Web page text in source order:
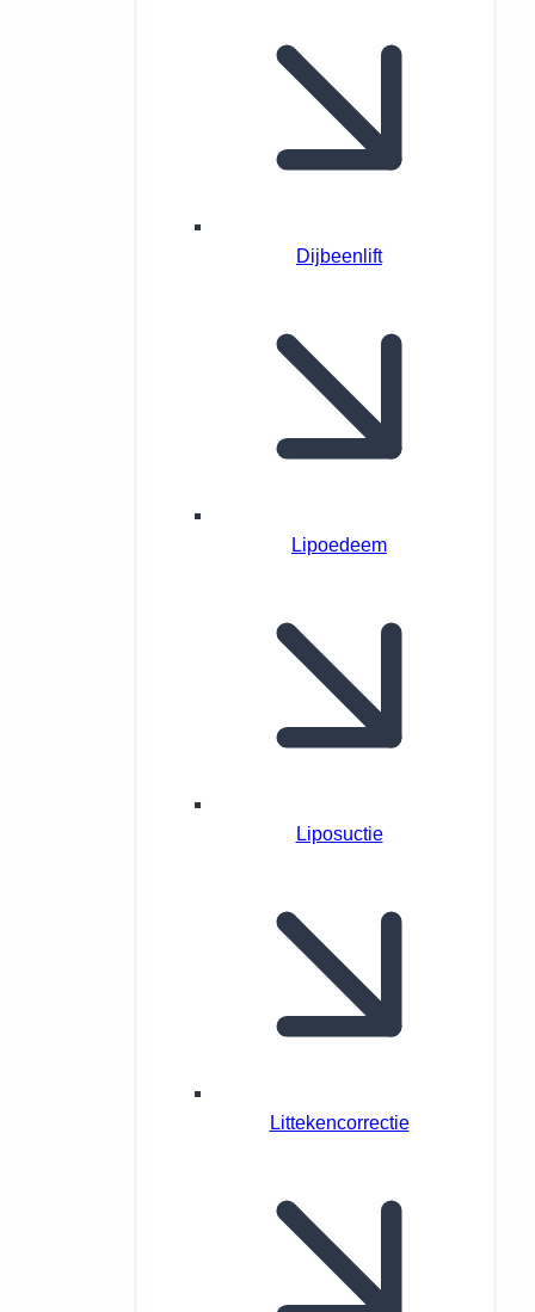
Dijbeenlift
Lipoedeem
Liposuctie
Littekencorrectie